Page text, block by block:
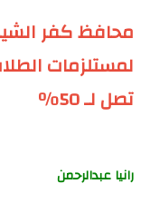
محافظ كفر
لمستلزمات
تصل لـ 50٪؜
رانيا عبدالرحمن ‏